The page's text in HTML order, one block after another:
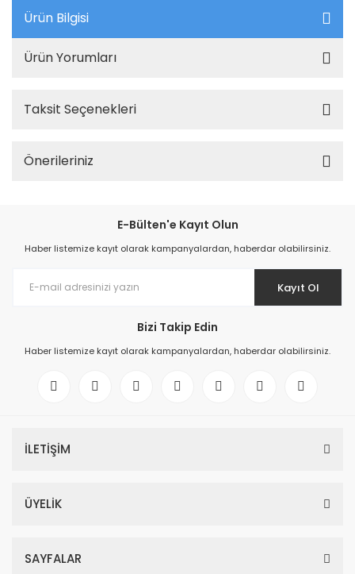
Ürün Bilgisi
Ürün Yorumları
Taksit Seçenekleri
Önerileriniz
E-Bülten'e Kayıt Olun
Haber listemize kayıt olarak kampanyalardan, haberdar olabilirsiniz.
Kayıt Ol
Bizi Takip Edin
Haber listemize kayıt olarak kampanyalardan, haberdar olabilirsiniz.
İLETİŞİM
ÜYELİK
SAYFALAR